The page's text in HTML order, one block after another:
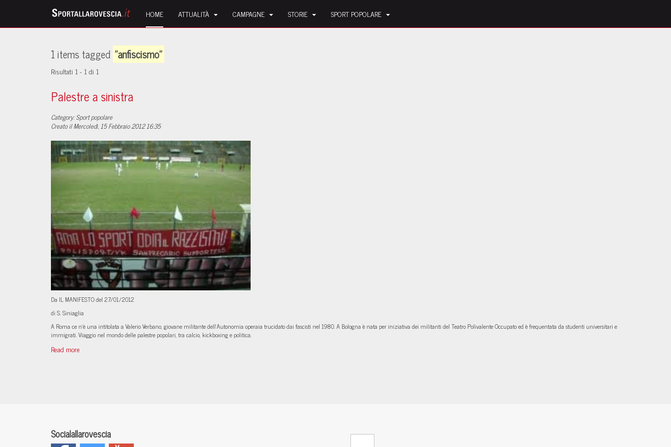
HOME ATTUALITÀ CAMPAGNE STORIE SPORT POPOLARE
1 items tagged "anfiscismo"
Risultati 1 - 1 di 1
Palestre a sinistra
Category: Sport popolare
Creato il Mercoledì, 15 Febbraio 2012 16:35
Da IL MANIFESTO del 27/01/2012
di S. Siniaglia
A Roma ce n'è una intitolata a Valerio Verbano, giovane militante dell'Autonomia operaia trucidato dai fascisti nel 1980. A Bologna è nata per iniziativa dei militanti del Teatro Polivalente Occupato ed è frequentata da studenti universitari e
immigrati. Viaggio nel mondo delle palestre popolari, tra calcio, kickboxing e politica.
Read more
Socialallarovescia